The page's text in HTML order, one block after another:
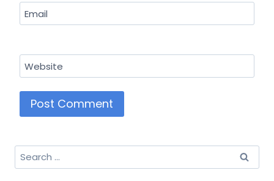
Email
Website
Search
for: